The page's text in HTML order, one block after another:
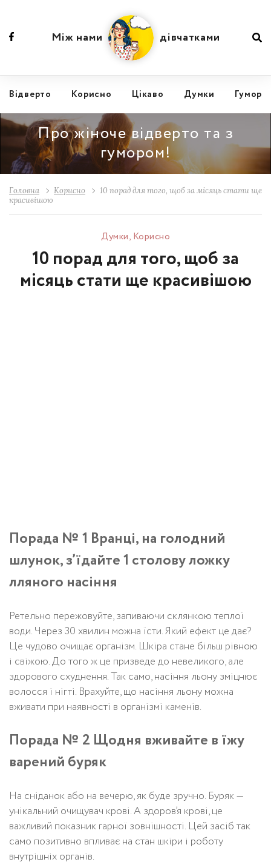
Відвертo Корисно Цікаво Думки Гумор
Між нами дівчатками
Про жіноче відверто та з
гумором!
Головна Корисно
10 порад для того, щоб за місяць стати ще
красивішою
Думки, Корисно
10 порад для того, щоб за
місяць стати ще красивішою
Порада № 1 Вранці, на голодний
шлунок, з’їдайте 1 столову ложку
лляного насіння
Ретельно пережовуйте, запиваючи склянкою теплої
води. Через 30 хвилин можна їсти. Який ефект це дає?
Це чудово очищає організм. Шкіра стане більш рівною
і свіжою. До того ж це призведе до невеликого, але
здорового схуднення. Так само, насіння льону зміцнює
волосся і нігті. Врахуйте, що насіння льону можна
вживати при наявності в організмі каменів.
Порада № 2 Щодня вживайте в їжу
варений буряк
На сніданок або на вечерю, як буде зручно. Буряк —
унікальний очищувач крові. А здоров’я крові, це
важливий показник гарної зовнішності. Цей засіб так
само позитивно впливає на стан шкіри і роботу
внутрішніх органів.